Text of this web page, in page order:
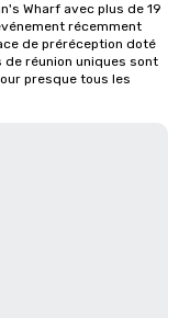
Wharf avec plus de 19
récemment
de préréception doté
de réunion uniques sont
presque tous les